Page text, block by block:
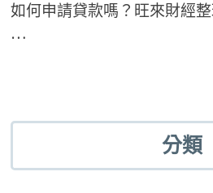
如何申請貸款嗎？旺來財經
…
分類